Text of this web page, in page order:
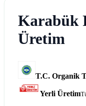
Karabük
Üretim
T.C. Organik
Yerli Üretim